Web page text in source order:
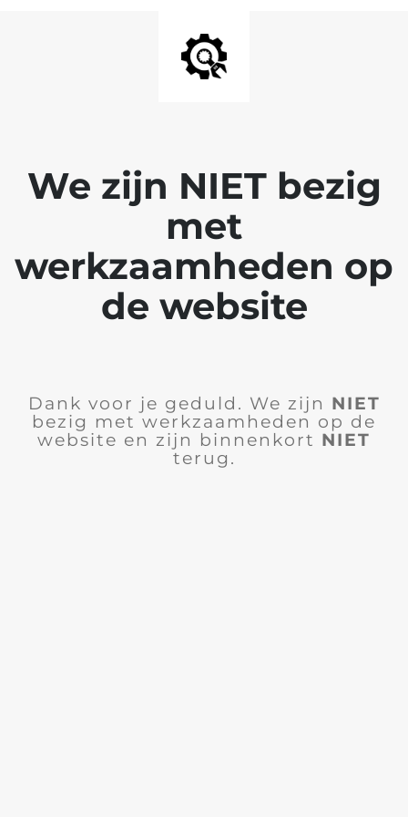
We zijn NIET bezig
met
werkzaamheden op
de website
Dank voor je geduld. We zijn NIET
bezig met werkzaamheden op de
website en zijn binnenkort NIET
terug.